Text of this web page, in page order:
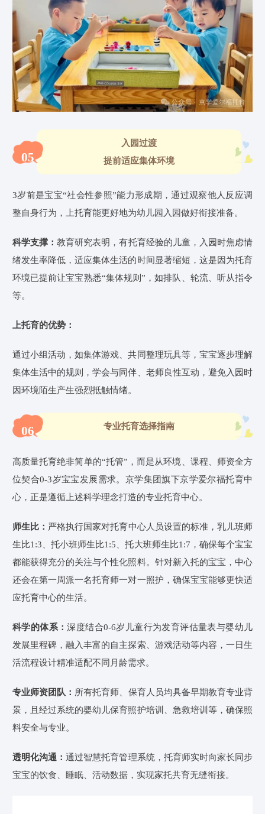
05
入园过渡
提前适应集体环境
3岁前是宝宝“社会性参照”能力形成期，通过观察他人反应调
整自身行为，上托育能更好地为幼儿园入园做好衔接准备。
科学支撑：教育研究表明，有托育经验的儿童，入园时焦虑情
绪发生率降低，适应集体生活的时间显著缩短 ，这是因为托育
环境已提前让宝宝熟悉“集体规则”，如排队、轮流、听从指令
等。
上托育的优势：
通过小组活动，如集体游戏、共同整理玩具等，宝宝逐步理解
集体生活中的规则，学会与同伴、老师良性互动，避免入园时
因环境陌生产生强烈抵触情绪。
06 专业托育选择指南
高质量托育绝非简单的“托管”，而是从环境、课程、师资全方
位契合0-3岁宝宝发展需求。京学集团旗下京学爱尔福托育中
心，正是遵循上述科学理念打造的专业托育中心。
师生比 ： 严格执行国家对托育中心人员设置的标准，乳儿班师
生比1:3、托小班师生比1:5、托大班师生比1:7，确保每个宝宝
都能获得充分的关注与个性化照料。针对新入托的宝宝，中心
还会在第一周派一名托育师一对一照护，确保宝宝能够更快适
应托育中心的生活。
科学的体系：深度结合0-6岁儿童行为发育评估量表与婴幼儿
发展里程碑，融入丰富的自主探索、游戏活动等内容，一日生
活流程设计精准适配不同月龄需求。
专业师资团队： 所有托育师、保育人员均具备早期教育专业背
景，且经过系统的婴幼儿保育照护培训、急救培训等，确保照
料安全与专业。
透明化沟通：通过智慧托育管理系统，托育师实时向家长同步
宝宝的饮食、睡眠、活动数据，实现家托共育无缝衔接。